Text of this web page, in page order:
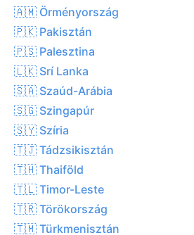
🇦🇲 Örményország
🇵🇰 Pakisztán
🇵🇸 Palesztina
🇱🇰 Srí Lanka
🇸🇦 Szaúd-Arábia
🇸🇬 Szingapúr
🇸🇾 Szíria
🇹🇯 Tádzsikisztán
🇹🇭 Thaiföld
🇹🇱 Timor-Leste
🇹🇷 Törökország
🇹🇲 Türkmenisztán